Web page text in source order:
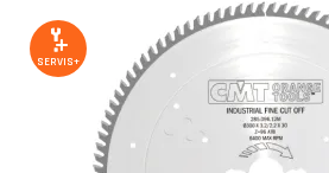
SERVIS+